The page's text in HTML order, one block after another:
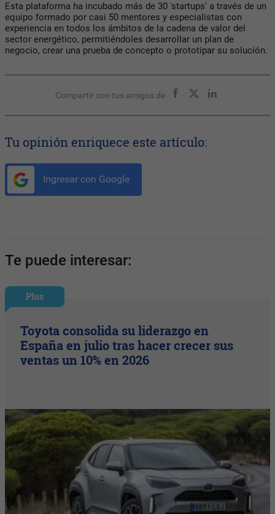
Esta plataforma ha incubado más de 30 'startups' a través de un
equipo formado por casi 50 mentores y especialistas con
experiencia en todos los ámbitos de la cadena de valor del
sector energético, permitiéndoles desarrollar un plan de
negocio, crear una prueba de concepto o prototipar su solución.
Compartir con tus amigos de
Tu opinión enriquece este artículo:
Ingresar con Google
Te puede interesar:
Plus
Toyota consolida su liderazgo en
España en julio tras hacer crecer sus
ventas un 10% en 2026